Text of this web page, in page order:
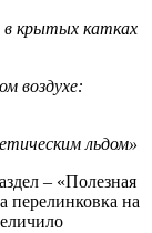
в крытых катках
воздухе:
льдом»
– «Полезная
перелинковка на